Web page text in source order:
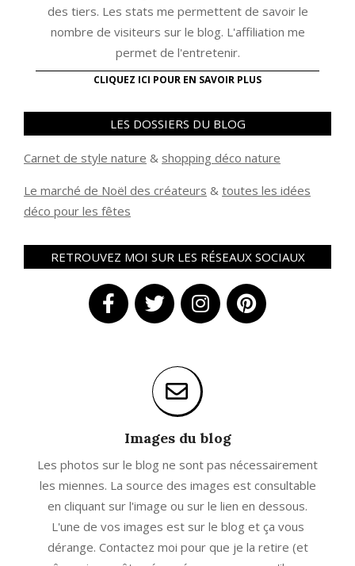
des tiers. Les stats me permettent de savoir le
nombre de visiteurs sur le blog. L'affiliation me
permet de l'entretenir.
CLIQUEZ ICI POUR EN SAVOIR PLUS
LES DOSSIERS DU BLOG
Carnet de style nature & shopping déco nature
Le marché de Noël des créateurs & toutes les idées
déco pour les fêtes
RETROUVEZ MOI SUR LES RÉSEAUX SOCIAUX
Images du blog
Les photos sur le blog ne sont pas nécessairement
les miennes. La source des images est consultable
en cliquant sur l'image ou sur le lien en dessous.
L'une de vos images est sur le blog et ça vous
dérange. Contactez moi pour que je la retire (et